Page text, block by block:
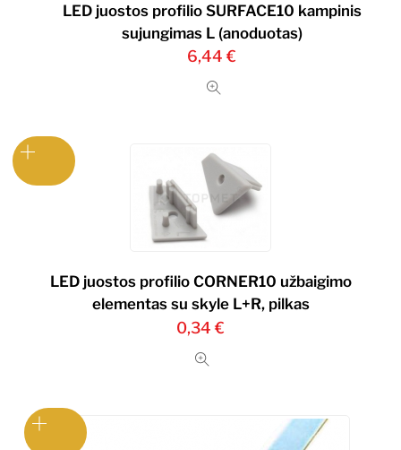
LED juostos profilio SURFACE10 kampinis
sujungimas L (anoduotas)
6,44€
LED juostos profilio CORNER10 užbaigimo
elementas su skyle L+R, pilkas
0,34 €